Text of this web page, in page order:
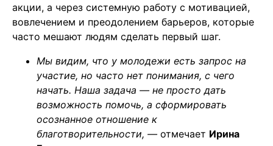
акции, а через системную работу с мотивацией,
вовлечением и преодолением барьеров, которые
часто мешают людям сделать первый шаг.
Мы видим, что у молодежи есть запрос на
участие, но часто нет понимания, с чего
начать. Наша задача — не просто дать
возможность помочь, а сформировать
осознанное отношение к
благотворительности, — отмечает Ирина